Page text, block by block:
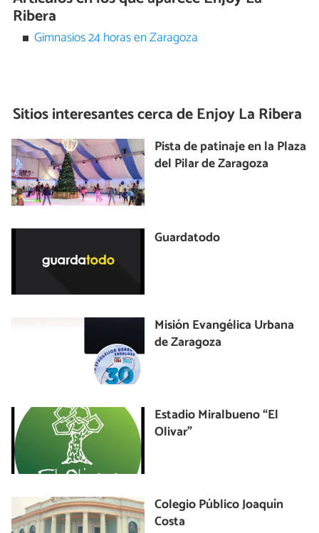
Ribera
Gimnasios 24 horas en Zaragoza
Sitios interesantes cerca deEnjoy La Ribera
Pista de patinaje en la Plaza
del Pilar de Zaragoza
Guardatodo
Misión Evangélica Urbana
de Zaragoza
Estadio Miralbueno “El
Olivar”
Colegio Público Joaquín
Costa